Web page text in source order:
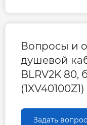
Вопросы и
душевой
BLRV2K 80,
(1XV40100Z1)
Задать вопрос